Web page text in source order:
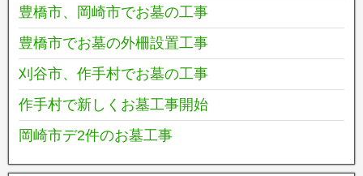
豊橋市、岡崎市でお墓の工事
豊橋市でお墓の外柵設置工事
刈谷市、作手村でお墓の工事
作手村で新しくお墓工事開始
岡崎市デ2件のお墓工事